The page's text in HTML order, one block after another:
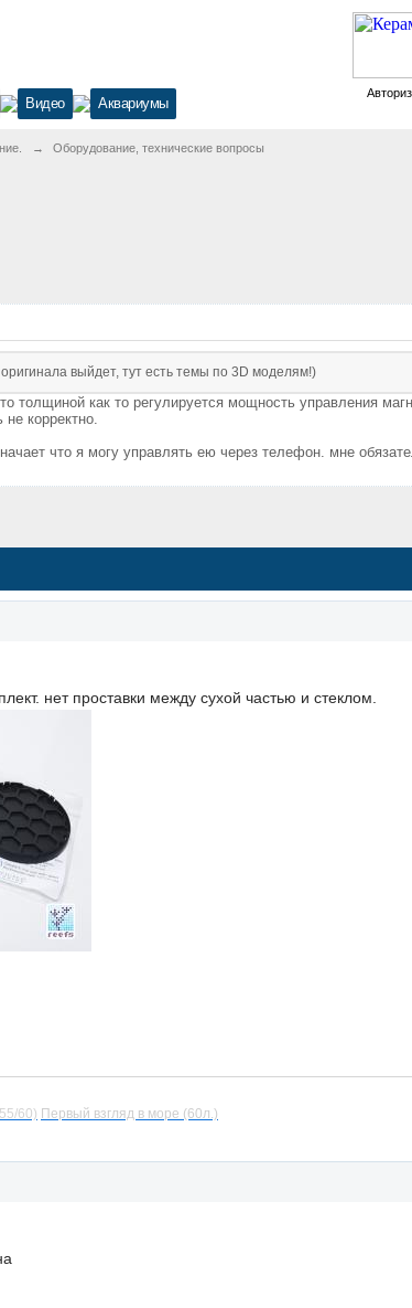
Видео Аквариумы
→ Оборудование, технические вопросы
выйдет, тут есть темы по 3D моделям!)
толщиной как то регулируется мощность управления
корректно.
что я могу управлять ею через телефон. мне
нет проставки между сухой частью и стеклом.
60) Первый взгляд в море (60л.)